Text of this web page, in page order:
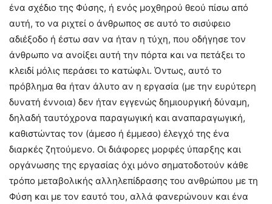
ένα σχέδιο της Φύσης, ή ενός μοχθηρού θεού πίσω από
αυτή, το να ριχτεί ο άνθρωπος σε αυτό το σισύφειο
αδιέξοδο ή έστω σαν να ήταν η τύχη, που οδήγησε τον
άνθρωπο να ανοίξει αυτή την πόρτα και να πετάξει το
κλειδί μόλις περάσει το κατώφλι. Όντως, αυτό το
πρόβλημα θα ήταν άλυτο αν η εργασία (με την ευρύτερη
δυνατή έννοια) δεν ήταν εγγενώς δημιουργική δύναμη,
δηλαδή ταυτόχρονα παραγωγική και αναπαραγωγική,
καθιστώντας τον (άμεσο ή έμμεσο) έλεγχό της ένα
διαρκές ζητούμενο. Οι διάφορες μορφές ύπαρξης και
οργάνωσης της εργασίας όχι μόνο σηματοδοτούν κάθε
τρόπο μεταβολικής αλληλεπίδρασης του ανθρώπου με τη
Φύση και με τον εαυτό του, αλλά φανερώνουν και ένα